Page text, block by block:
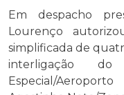
Em despacho
Lourenço
simplificada de
interligação
Especial/